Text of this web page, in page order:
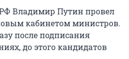
Владимир Путин провел
кабинетом министров.
после подписания
до этого кандидатов